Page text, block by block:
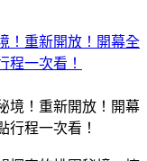
！重新開放！開幕全
程一次看！